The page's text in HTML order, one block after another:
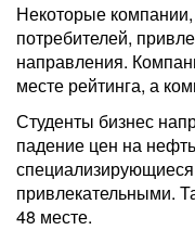
Некоторые
потребителей,
направления.
месте рейтинга, а
Студенты бизнес
падение цен на
специализирующиеся
привлекательными.
48 месте.